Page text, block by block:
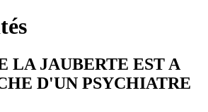
LA JAUBERTE EST A
D'UN PSYCHIATRE